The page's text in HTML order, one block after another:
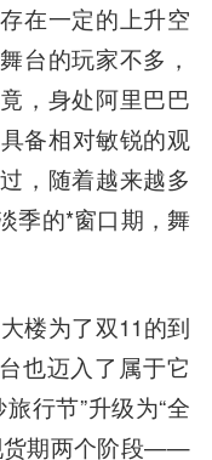
在一定的上升空
台的玩家不多，
，身处阿里巴巴
备相对敏锐的观
，随着越来越多
季的*窗口期，舞
楼为了双11的到
也迈入了属于它
行节”升级为“全
货期两个阶段——